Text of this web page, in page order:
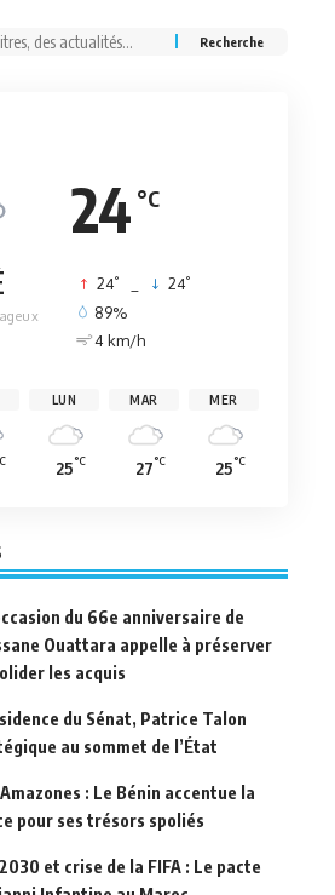
24 °C
24° 24°
89%
4 km/h
LUN
25°C
MAR
27°C
MER
25°C
du 66e anniversaire de
Ouattara appelle à préserver
les acquis
du Sénat, Patrice Talon
au sommet de l’État
: Le Bénin accentue la
pour ses trésors spoliés
et crise de la FIFA : Le pacte